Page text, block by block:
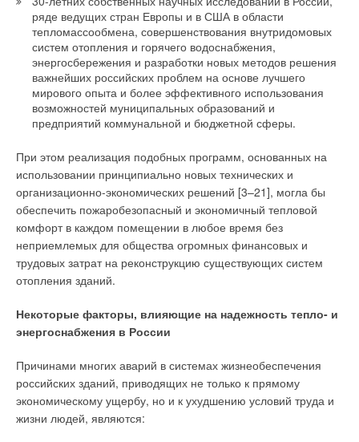
ряде ведущих стран Европы и в США в области
тепломассообмена, совершенствования внутридомовых
систем отопления и горячего водоснабжения,
энергосбережения и разработки новых методов решения
важнейших российских проблем на основе лучшего
мирового опыта и более эффективного использования
возможностей муниципальных образований и
предприятий коммунальной и бюджетной сферы.
При этом реализация подобных программ, основанных на
использовании принципиально новых технических и
организационно-экономических решений [3–21], могла бы
обеспечить пожаробезопасный и экономичный тепловой
комфорт в каждом помещении в любое время без
неприемлемых для общества огромных финансовых и
трудовых затрат на реконструкцию существующих систем
отопления зданий.
Некоторые факторы, влияющие на надежность тепло- и
энергоснабжения в России
Причинами многих аварий в системах жизнеобеспечения
российских зданий, приводящих не только к прямому
экономическому ущербу, но и к ухудшению условий труда и
жизни людей, являются: